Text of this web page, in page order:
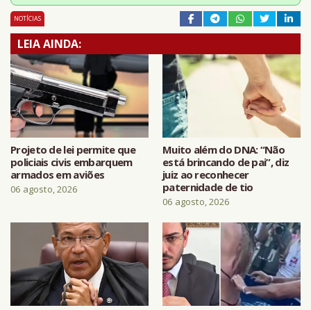
NOTÍCIAS
LEIA AINDA:
Projeto de lei permite que
policiais civis embarquem
armados em aviões
06 agosto, 2026
Muito além do DNA: “Não
está brincando de pai”, diz
juiz ao reconhecer
paternidade de tio
06 agosto, 2026